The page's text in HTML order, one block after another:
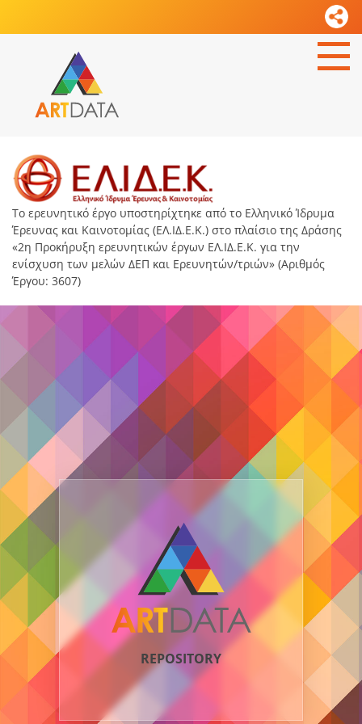
Το ερευνητικό έργο υποστηρίχτηκε από το Ελληνικό Ίδρυμα
Έρευνας και Καινοτομίας (ΕΛ.ΙΔ.Ε.Κ.) στο πλαίσιο της Δράσης
«2η Προκήρυξη ερευνητικών έργων ΕΛ.ΙΔ.Ε.Κ. για την
ενίσχυση των μελών ΔΕΠ και Ερευνητών/τριών» (Αριθμός
Έργου: 3607)
REPOSITORY